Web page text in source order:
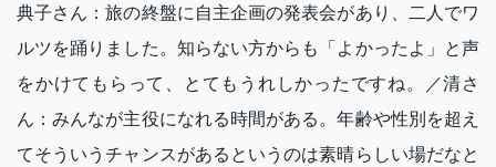
典子さん：旅の終盤に自主企画の発表会があり、二人でワ
ルツを踊りました。知らない方からも「よかったよ」と声
をかけてもらって、とてもうれしかったですね。／清さ
ん：みんなが主役になれる時間がある。年齢や性別を超え
てそういうチャンスがあるというのは素晴らしい場だなと